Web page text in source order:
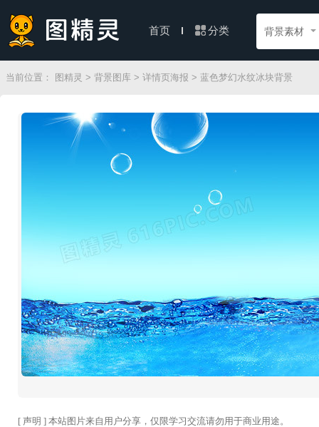
首页 分类 背景素材
当前位置： 图精灵 > 背景图库 > 详情页海报 > 蓝色梦幻水纹冰块背景
[ 声明 ] 本站图片来自用户分享，仅限学习交流请勿用于商业用途。